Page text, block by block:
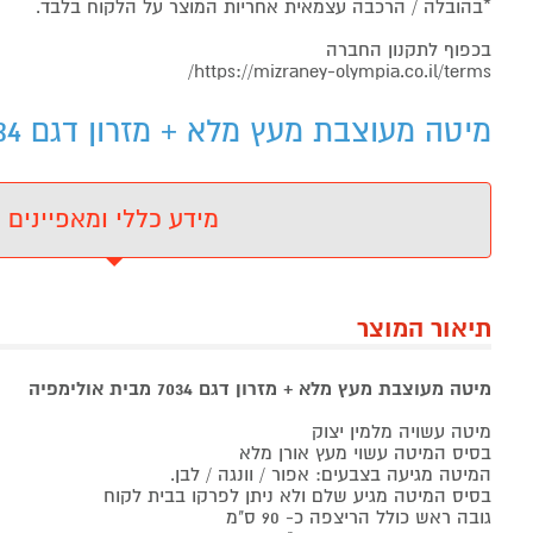
*בהובלה / הרכבה עצמאית אחריות המוצר על הלקוח בלבד.
בכפוף לתקנון החברה
https://mizraney-olympia.co.il/terms/
מיטה מעוצבת מעץ מלא + מזרון דגם 7034 מבית אולימפיה - מידע נוסף
מידע כללי ומאפיינים
תיאור המוצר
מיטה מעוצבת מעץ מלא + מזרון דגם 7034 מבית אולימפיה
מיטה עשויה מלמין יצוק
בסיס המיטה עשוי מעץ אורן מלא
המיטה מגיעה בצבעים: אפור / וונגה / לבן.
בסיס המיטה מגיע שלם ולא ניתן לפרקו בבית לקוח
גובה ראש כולל הריצפה כ- 90 ס"מ